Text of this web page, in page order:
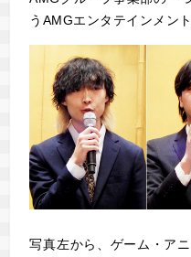
うAMGエンタテインメン
写真左から、ゲーム・ア